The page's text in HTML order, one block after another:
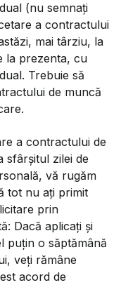
(nu semnați
a contractului
mai târziu, la
la prezenta, cu
Trebuie să
de muncă
a contractului de
sfârșitul zilei de
vă rugăm
tot nu ați primit
prin
Dacă aplicați și
puțin o săptămână
veți rămâne
acord de